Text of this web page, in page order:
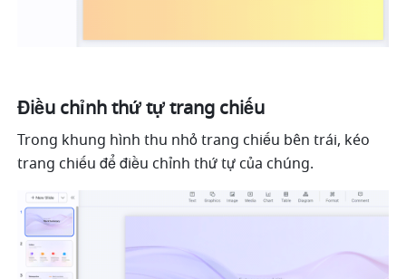
Điều chỉnh thứ tự trang chiếu
Trong khung hình thu nhỏ trang chiếu bên trái, kéo
trang chiếu để điều chỉnh thứ tự của chúng.